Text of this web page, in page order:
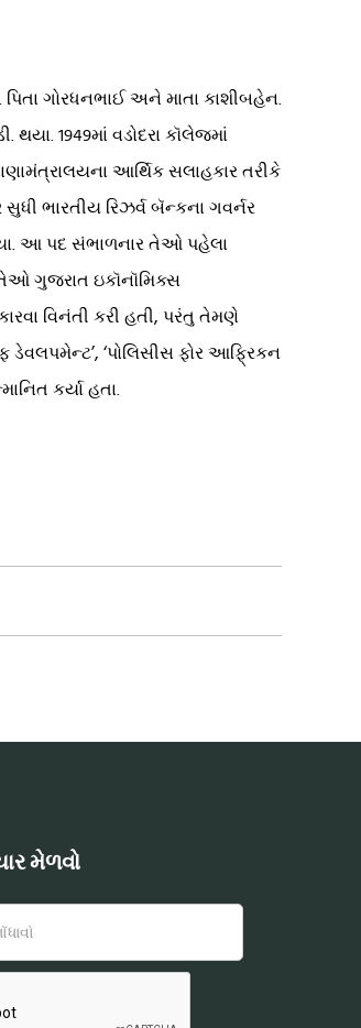
ગોરધનભાઈ અને માતા કાશીબહેન.
1949માં વડોદરા કૉલેજમાં
આર્થિક સલાહકાર તરીકે
સુધી ભારતીય રિઝર્વ બૅન્કના ગવર્નર
આ પદ સંભાળનાર તેઓ પહેલા
ગુજરાત ઇકૉનૉમિક્સ
વિનંતી કરી હતી, પરંતુ તેમણે
‘પોલિસીસ ફોર આફ્રિકન
કર્યા હતા.
મેળવો